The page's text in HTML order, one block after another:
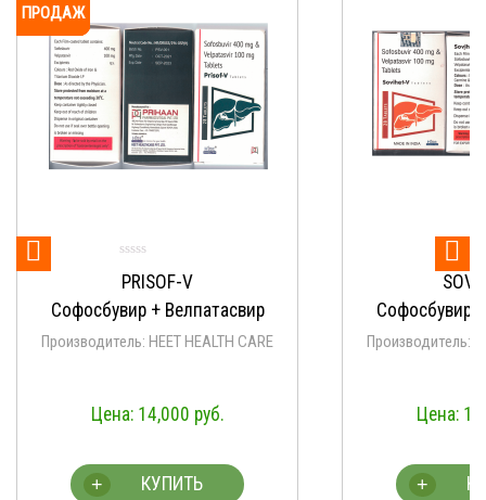
ПРОДАЖ
PRISOF-V
Софосбувир + Велпатасвир
Производитель: HEET HEALTH CARE
14,000 руб.
КУПИТЬ
+
ПРОДАЖ
Софосбувир
Производитель:
+
ПРОДАЖ
ПРОДАЖ
ПРОДАЖ
ПРОДАЖ
ПРОДАЖ
ПРОДАЖ
ПРОДАЖ
ПРОДАЖ
 